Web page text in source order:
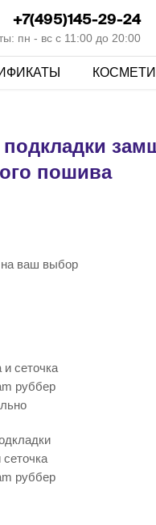
+7(495)145-29-24
пн - вс с 11:00 до 20:00
подкладки
пошива
ваш выбор
сеточка
руббер
руббер